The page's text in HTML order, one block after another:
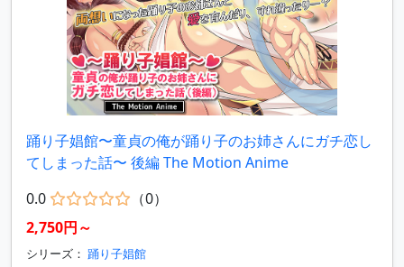
踊り子娼館〜童貞の俺が踊り子のお姉さんにガチ恋し
てしまった話〜 後編 The Motion Anime
0.0
（0）
2,750円～
シリーズ： 踊り子娼館